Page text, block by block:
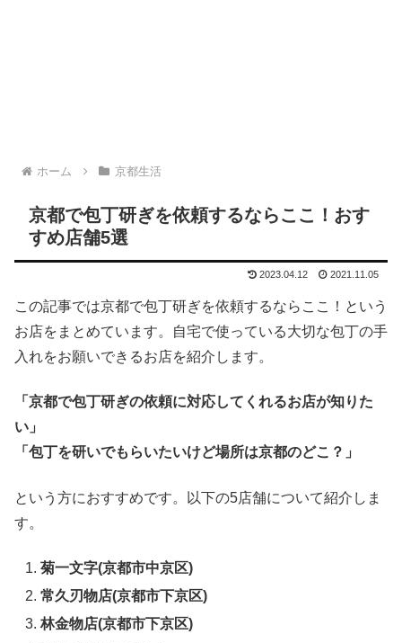
ホーム 京都生活
京都で包丁研ぎを依頼するならここ！おす
すめ店舗5選
2023.04.12 2021.11.05
この記事では京都で包丁研ぎを依頼するならここ！という
お店をまとめています。自宅で使っている大切な包丁の手
入れをお願いできるお店を紹介します。
「京都で包丁研ぎの依頼に対応してくれるお店が知りた
い」
「包丁を研いでもらいたいけど場所は京都のどこ？」
という方におすすめです。以下の5店舗について紹介しま
す。
菊一文字(京都市中京区)
常久刃物店(京都市下京区)
林金物店(京都市下京区)